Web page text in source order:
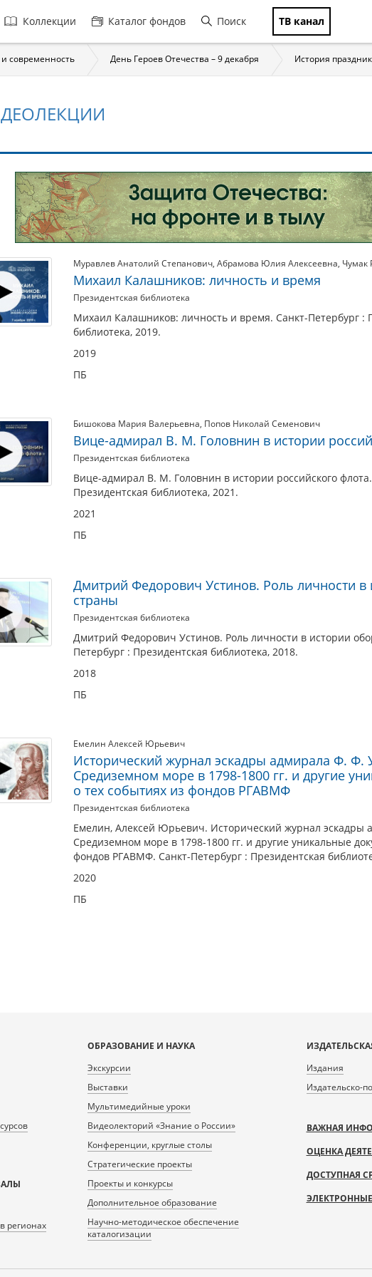
Главная
навигация
Коллекции Каталог фондов Поиск ТВ канал
современность День Героев Отечества – 9 декабря История
Муравлев Анатолий Степанович, Абрамова Юлия Алексеевна, Чумак
Михаил Калашников: личность и время
Президентская библиотека
Михаил Калашников: личность и время. Санкт-Петербург :
библиотека, 2019.
2019
ПБ
Бишокова Мария Валерьевна, Попов Николай Семенович
Вице-адмирал В. М. Головнин в истории
Президентская библиотека
Вице-адмирал В. М. Головнин в истории российского
Президентская библиотека, 2021.
2021
ПБ
Дмитрий Федорович Устинов. Роль личности
страны
Президентская библиотека
Дмитрий Федорович Устинов. Роль личности в истории
Петербург : Президентская библиотека, 2018.
2018
ПБ
Емелин Алексей Юрьевич
Исторический журнал эскадры адмирала Ф. Ф.
Средиземном море в 1798-1800 гг. и другие
о тех событиях из фондов РГАВМФ
Президентская библиотека
Емелин, Алексей Юрьевич. Исторический журнал эскадры
Средиземном море в 1798-1800 гг. и другие уникальные
фондов РГАВМФ. Санкт-Петербург : Президентская
2020
ПБ
регионах
ОБРАЗОВАНИЕ И НАУКА
Экскурсии
Выставки
Мультимедийные уроки
Видеолекторий «Знание о России»
Конференции, круглые столы
Стратегические проекты
Проекты и конкурсы
Дополнительное образование
Научно-методическое обеспечение
каталогизации
Издания
Издательско-
ВАЖНАЯ
ОЦЕНКА
ДОСТУПНАЯ